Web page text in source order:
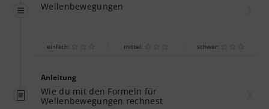
Wellenbewegungen
einfach: mittel: schwer:
Anleitung
Wie du mit den Formeln für
Wellenbewegungen rechnest